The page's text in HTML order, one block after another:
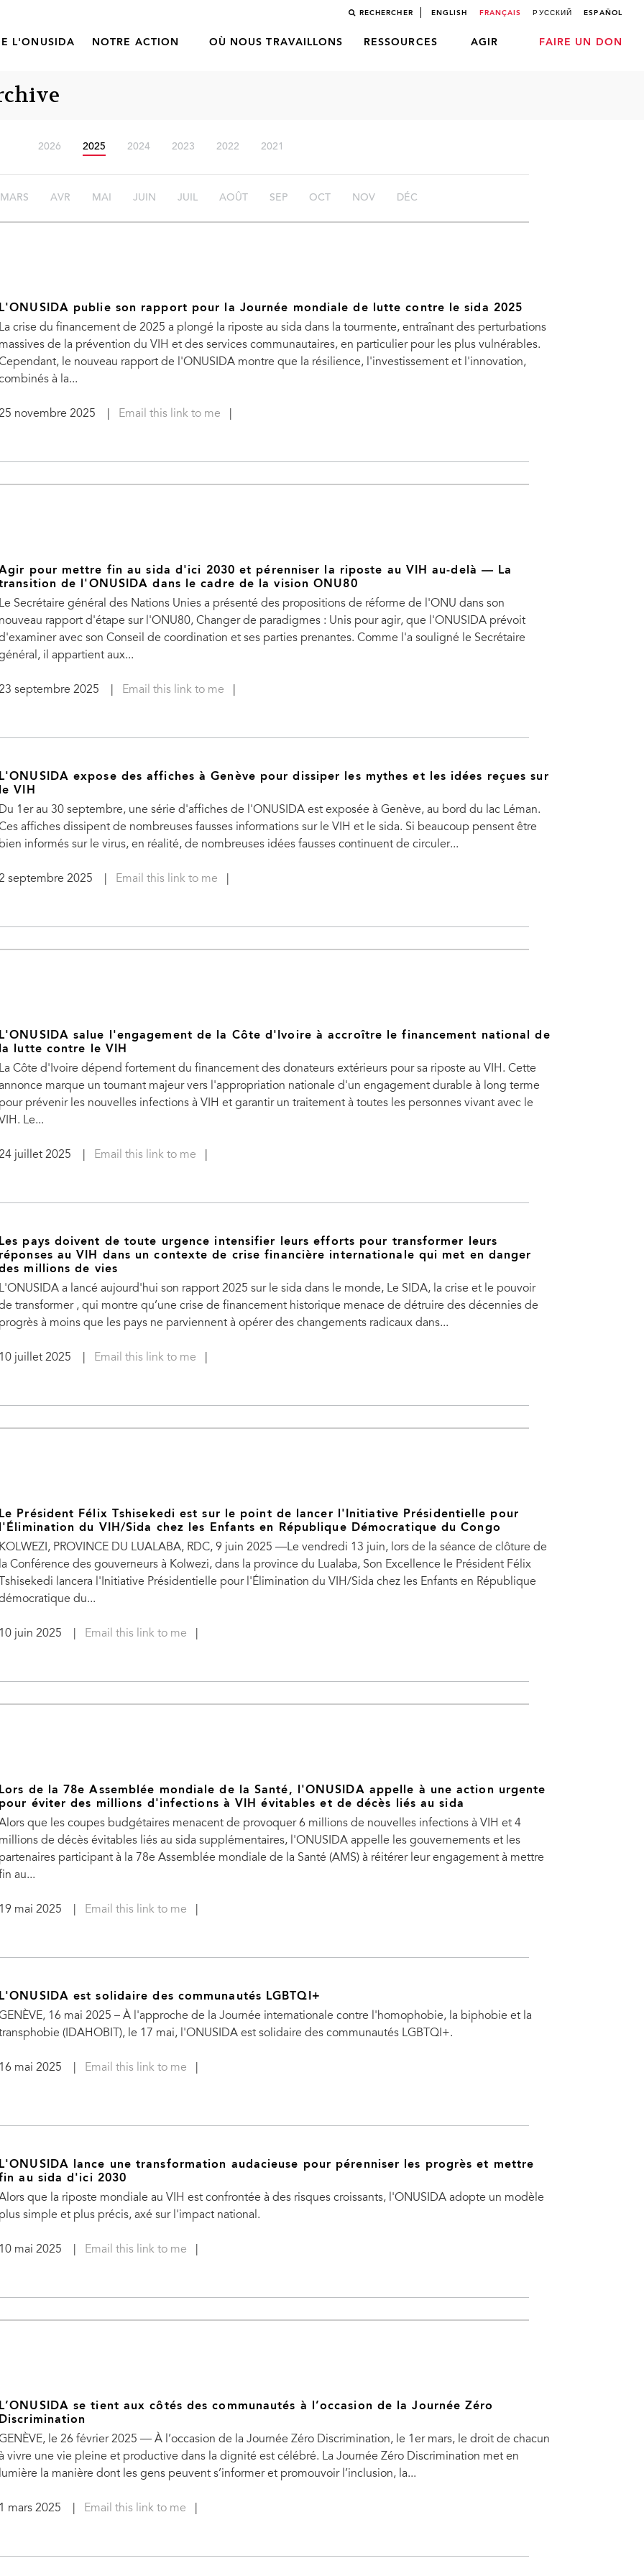
RECHERCHER ENGLISH FRANÇAIS РУССКИЙ ESPAÑOL
L'ONUSIDA NOTRE ACTION OÙ NOUS TRAVAILLONS RESSOURCES AGIR FAIRE UN DON
2026 2025 2024 2023 2022 2021
MARS AVR MAI JUIN JUIL AOÛT SEP OCT NOV DÉC
publie son rapport pour la Journée mondiale de lutte contre le sida 2025
crise du financement de 2025 a plongé la riposte au sida dans la tourmente, entraînant des perturbations
de la prévention du VIH et des services communautaires, en particulier pour les plus vulnérables.
le nouveau rapport de l'ONUSIDA montre que la résilience, l'investissement et l'innovation,
à la...
novembre 2025 Email this link to me
pour mettre fin au sida d'ici 2030 et pérenniser la riposte au VIH au-delà — La
de l'ONUSIDA dans le cadre de la vision ONU80
Secrétaire général des Nations Unies a présenté des propositions de réforme de l'ONU dans son
rapport d'étape sur l'ONU80, Changer de paradigmes : Unis pour agir, que l'ONUSIDA prévoit
avec son Conseil de coordination et ses parties prenantes. Comme l'a souligné le Secrétaire
il appartient aux...
septembre 2025 Email this link to me
expose des affiches à Genève pour dissiper les mythes et les idées reçues sur
VIH
1er au 30 septembre, une série d'affiches de l'ONUSIDA est exposée à Genève, au bord du lac Léman.
affiches dissipent de nombreuses fausses informations sur le VIH et le sida. Si beaucoup pensent être
informés sur le virus, en réalité, de nombreuses idées fausses continuent de circuler...
septembre 2025 Email this link to me
salue l'engagement de la Côte d'Ivoire à accroître le financement national de
lutte contre le VIH
Côte d'Ivoire dépend fortement du financement des donateurs extérieurs pour sa riposte au VIH. Cette
marque un tournant majeur vers l'appropriation nationale d'un engagement durable à long terme
prévenir les nouvelles infections à VIH et garantir un traitement à toutes les personnes vivant avec le
Le...
juillet 2025 Email this link to me
pays doivent de toute urgence intensifier leurs efforts pour transformer leurs
au VIH dans un contexte de crise financière internationale qui met en danger
millions de vies
a lancé aujourd'hui son rapport 2025 sur le sida dans le monde, Le SIDA, la crise et le pouvoir
transformer , qui montre qu’une crise de financement historique menace de détruire des décennies de
à moins que les pays ne parviennent à opérer des changements radicaux dans...
juillet 2025 Email this link to me
Président Félix Tshisekedi est sur le point de lancer l'Initiative Présidentielle pour
du VIH/Sida chez les Enfants en République Démocratique du Congo
PROVINCE DU LUALABA, RDC, 9 juin 2025 —Le vendredi 13 juin, lors de la séance de clôture de
Conférence des gouverneurs à Kolwezi, dans la province du Lualaba, Son Excellence le Président Félix
lancera l'Initiative Présidentielle pour l'Élimination du VIH/Sida chez les Enfants en République
du...
juin 2025 Email this link to me
de la 78e Assemblée mondiale de la Santé, l'ONUSIDA appelle à une action urgente
éviter des millions d'infections à VIH évitables et de décès liés au sida
que les coupes budgétaires menacent de provoquer 6 millions de nouvelles infections à VIH et 4
de décès évitables liés au sida supplémentaires, l'ONUSIDA appelle les gouvernements et les
participant à la 78e Assemblée mondiale de la Santé (AMS) à réitérer leur engagement à mettre
au...
mai 2025 Email this link to me
est solidaire des communautés LGBTQI+
16 mai 2025 – À l'approche de la Journée internationale contre l'homophobie, la biphobie et la
(IDAHOBIT), le 17 mai, l'ONUSIDA est solidaire des communautés LGBTQI+.
mai 2025 Email this link to me
lance une transformation audacieuse pour pérenniser les progrès et mettre
au sida d'ici 2030
que la riposte mondiale au VIH est confrontée à des risques croissants, l'ONUSIDA adopte un modèle
simple et plus précis, axé sur l'impact national.
mai 2025 Email this link to me
se tient aux côtés des communautés à l’occasion de la Journée Zéro
le 26 février 2025 — À l’occasion de la Journée Zéro Discrimination, le 1er mars, le droit de chacun
vivre une vie pleine et productive dans la dignité est célébré. La Journée Zéro Discrimination met en
la manière dont les gens peuvent s’informer et promouvoir l’inclusion, la...
mars 2025 Email this link to me